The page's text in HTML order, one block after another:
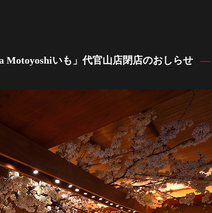
Motoyoshiいも」代官山店閉店のおしらせ